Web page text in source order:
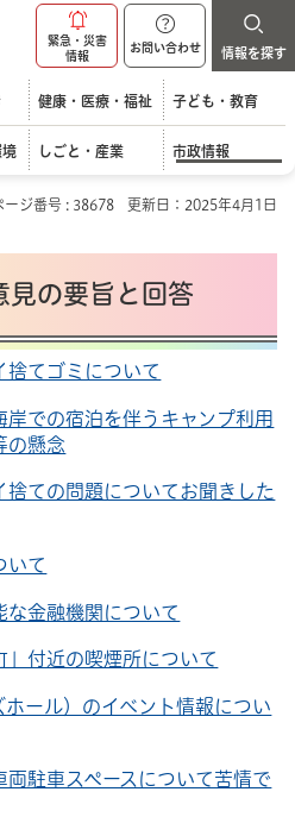
緊急・災害
情報
お問い合わせ 情報を探す
健康・医療・福祉 子ども・教育
境 しごと・産業 市政情報
ージ番号 : 38678 更新日：2025年4月1日
の要旨と回答
捨てゴミについて
岸での宿泊を伴うキャンプ利用
の懸念
捨ての問題についてお聞きした
いて
な金融機関について
」付近の喫煙所について
ホール）のイベント情報につい
両駐車スペースについて苦情で